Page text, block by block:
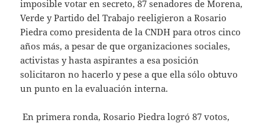
imposible votar en secreto, 87 senadores de Morena,
Verde y Partido del Trabajo reeligieron a Rosario
Piedra como presidenta de la CNDH para otros cinco
años más, a pesar de que organizaciones sociales,
activistas y hasta aspirantes a esa posición
solicitaron no hacerlo y pese a que ella sólo obtuvo
un punto en la evaluación interna.
En primera ronda, Rosario Piedra logró 87 votos,